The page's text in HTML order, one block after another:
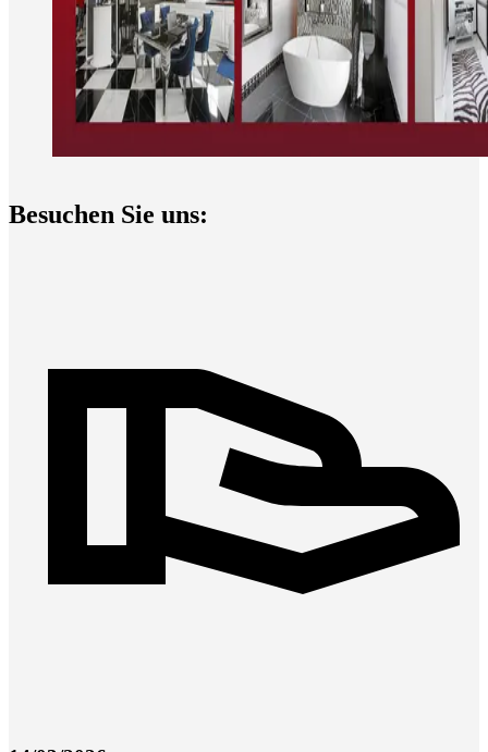
Besuchen Sie uns: